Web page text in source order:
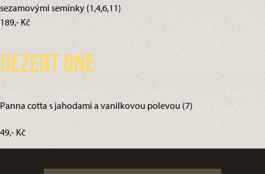
sezamovými semínky (1,4,6,11)
189,- Kč
Dezert dne
Panna cotta s jahodami a vanilkovou polevou (7)
49,- Kč